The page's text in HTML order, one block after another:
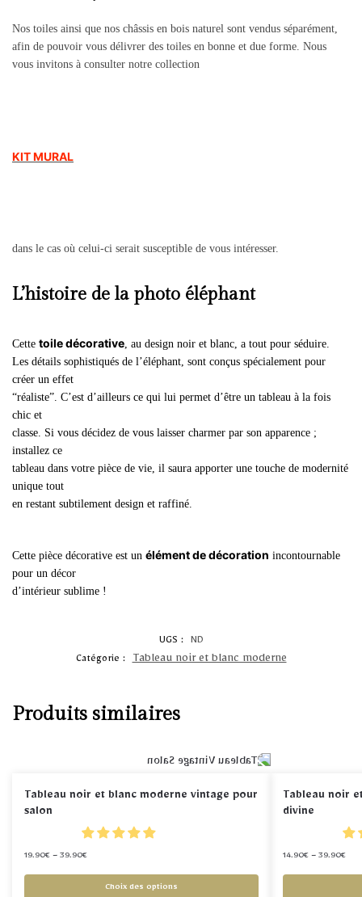
Nos toiles ainsi que nos châssis en bois naturel sont vendus séparément,
afin de pouvoir vous délivrer des toiles en bonne et due forme. Nous
vous invitons à consulter notre collection
KIT MURAL
dans le cas où celui-ci serait susceptible de vous intéresser.
L’histoire de la photo éléphant
Cette toile décorative , au design noir et blanc, a tout pour séduire.
Les détails sophistiqués de l’éléphant, sont conçus spécialement pour
créer un effet
“réaliste”. C’est d’ailleurs ce qui lui permet d’être un tableau à la fois
chic et
classe. Si vous décidez de vous laisser charmer par son apparence ;
installez ce
tableau dans votre pièce de vie, il saura apporter une touche de modernité
unique tout
en restant subtilement design et raffiné.
Cette pièce décorative est un élément de décoration incontournable
pour un décor
d’intérieur sublime !
UGS :
ND
Catégorie :
Tableau noir et blanc moderne
Produits similaires
Tableau noir et blanc moderne vintage pour
salon
19.90€ – 39.90€
Choix des options
Tableau noir
divine
14.90€ – 39.90€